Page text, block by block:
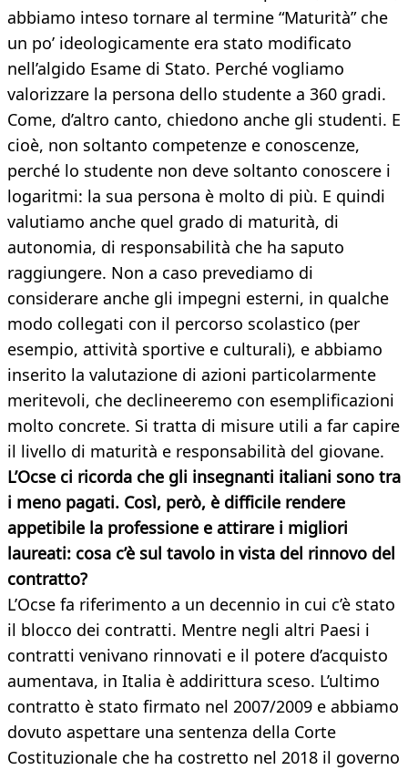
abbiamo inteso tornare al termine “Maturità” che
un po’ ideologicamente era stato modificato
nell’algido Esame di Stato. Perché vogliamo
valorizzare la persona dello studente a 360 gradi.
Come, d’altro canto, chiedono anche gli studenti. E
cioè, non soltanto competenze e conoscenze,
perché lo studente non deve soltanto conoscere i
logaritmi: la sua persona è molto di più. E quindi
valutiamo anche quel grado di maturità, di
autonomia, di responsabilità che ha saputo
raggiungere. Non a caso prevediamo di
considerare anche gli impegni esterni, in qualche
modo collegati con il percorso scolastico (per
esempio, attività sportive e culturali), e abbiamo
inserito la valutazione di azioni particolarmente
meritevoli, che declineeremo con esemplificazioni
molto concrete. Si tratta di misure utili a far capire
il livello di maturità e responsabilità del giovane.
L’Ocse ci ricorda che gli insegnanti italiani sono tra
i meno pagati. Così, però, è difficile rendere
appetibile la professione e attirare i migliori
laureati: cosa c’è sul tavolo in vista del rinnovo del
contratto?
L’Ocse fa riferimento a un decennio in cui c’è stato
il blocco dei contratti. Mentre negli altri Paesi i
contratti venivano rinnovati e il potere d’acquisto
aumentava, in Italia è addirittura sceso. L’ultimo
contratto è stato firmato nel 2007/2009 e abbiamo
dovuto aspettare una sentenza della Corte
Costituzionale che ha costretto nel 2018 il governo